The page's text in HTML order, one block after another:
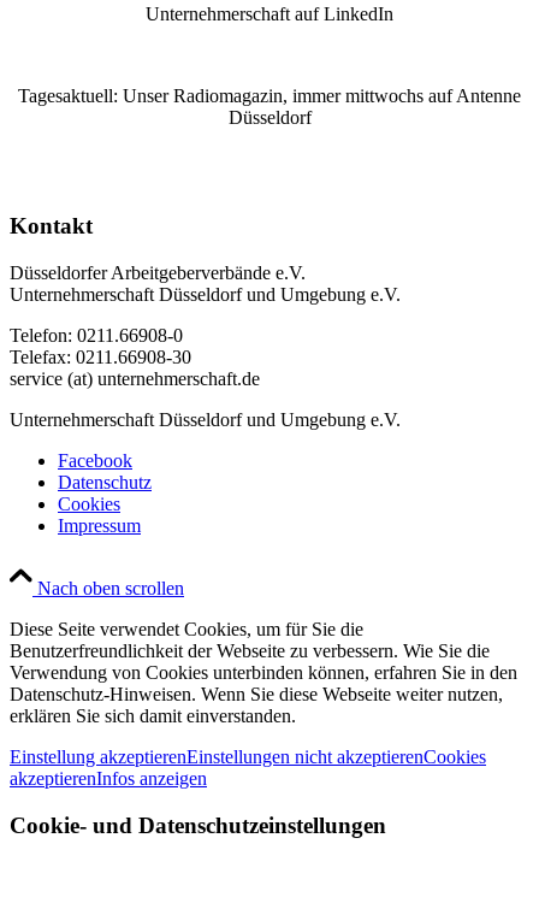
Unternehmerschaft auf LinkedIn
Tagesaktuell: Unser Radiomagazin, immer mittwochs auf Antenne
Düsseldorf
Kontakt
Düsseldorfer Arbeitgeberverbände e.V.
Unternehmerschaft Düsseldorf und Umgebung e.V.
Telefon: 0211.66908-0
Telefax: 0211.66908-30
service (at) unternehmerschaft.de
Unternehmerschaft Düsseldorf und Umgebung e.V.
Facebook
Datenschutz
Cookies
Impressum
Nach oben scrollen
Diese Seite verwendet Cookies, um für Sie die
Benutzerfreundlichkeit der Webseite zu verbessern. Wie Sie die
Verwendung von Cookies unterbinden können, erfahren Sie in den
Datenschutz-Hinweisen. Wenn Sie diese Webseite weiter nutzen,
erklären Sie sich damit einverstanden.
Einstellung akzeptierenEinstellungen nicht akzeptierenCookies
akzeptierenInfos anzeigen
Cookie- und Datenschutzeinstellungen